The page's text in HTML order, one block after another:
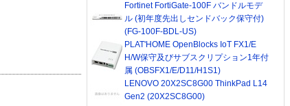
Fortinet FortiGate-100F バンドルモデ
ル (初年度先出しセンドバック保守付)
(FG-100F-BDL-US)
PLAT'HOME OpenBlocks IoT FX1/E
H/W保守及びサブスクリプション1年付
属 (OBSFX1/E/D11/H1S1)
LENOVO 20X2SC8G00 ThinkPad L14
Gen2 (20X2SC8G00)